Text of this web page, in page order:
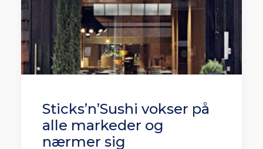
Sticks’n’Sushi vokser på
alle markeder og
nærmer sig